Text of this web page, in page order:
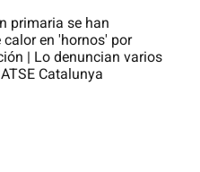
primaria se han
en 'hornos' por
| Lo denuncian varios
Catalunya